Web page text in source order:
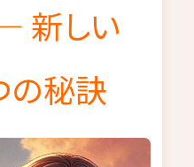
— 新しい
の秘訣